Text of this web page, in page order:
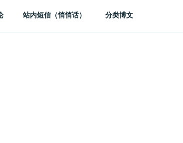
站内短信（悄悄话） 分类博文